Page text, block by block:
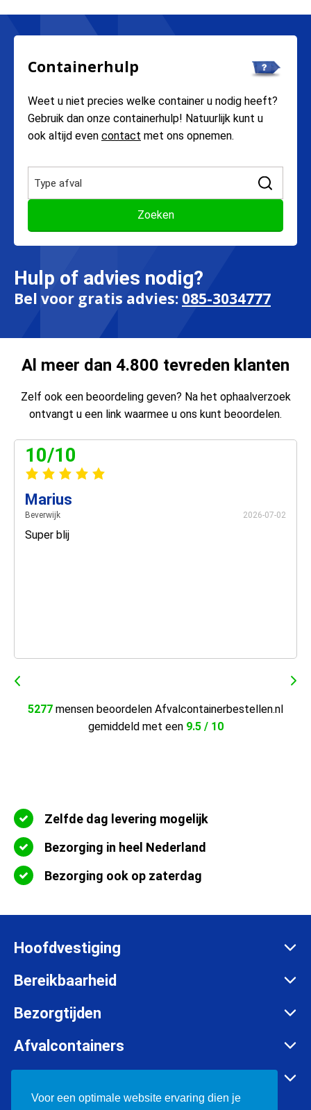
Containerhulp
Weet u niet precies welke container u nodig heeft?
Gebruik dan onze containerhulp! Natuurlijk kunt u
ook altijd even contact met ons opnemen.
Hulp of advies nodig?
Bel voor gratis advies: 085-3034777
Al meer dan 4.800 tevreden klanten
Zelf ook een beoordeling geven? Na het ophaalverzoek
ontvangt u een link waarmee u ons kunt beoordelen.
10/10
Marius
Beverwijk 2026-07-02
Super blij
5277 mensen beoordelen Afvalcontainerbestellen.nl
gemiddeld met een 9.5 / 10
Zelfde dag levering mogelijk
Bezorging in heel Nederland
Bezorging ook op zaterdag
Hoofdvestiging
Zadelmakersstraat 26
info@afvalcontainerbestellen.nl
085-3034777
BTW: NL852697302B01
Bereikbaarheid
Maandag t/m vrijdag:
Bezorgtijden
Maandag t/m vrijdag:
Van 08:00 tot 12:00 uur
Afvalcontainers
Container huren
Voor een optimale website ervaring dien je